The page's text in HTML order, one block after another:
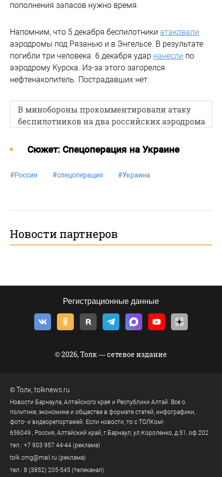
пополнения запасов нужно время.
Напомним, что 5 декабря беспилотники атаковали
аэродромы под Рязанью и в Энгельсе. В результате
погибли три человека. 6 декабря удар нанесли по
аэродрому Курска. Из-за этого загорелся
нефтенакопитель. Пострадавших нет.
В минобороны прокомментировали атаку
беспилотников на два российских аэродрома
Cюжет: Спецоперация на Украине
#Россия #спецоперация #Украина
Новости партнеров
Регистрационные данные
© 2026, Толк — сетевое издание
©Толк tolknews.ru
Новости Барнаула, Алтайского края и Республики Алтай. Все о
политике, экономике и обществе в формате статей, инфографики,
фото- и видеорепортажей. Если новости, то с ТОЛКом!
656049 , Россия, Алтайский край, г.Барнаул, ул.Короленко, д.51, оф.202
тел.: +7 903 957 44-44 (реклама)
tolk.smg@mail.ru (реклама)
тел.: 8 (3852) 205-545 (телеканал)